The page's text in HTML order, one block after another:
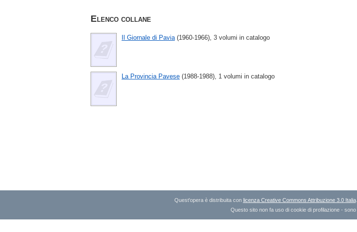
Elenco collane
Il Giornale di Pavia (1960-1966), 3 volumi in catalogo
La Provincia Pavese (1988-1988), 1 volumi in catalogo
Quest'opera è distribuita con licenza Creative Commons Attribuzione 3.0 Italia
Questo sito non fa uso di cookie di profilazione -